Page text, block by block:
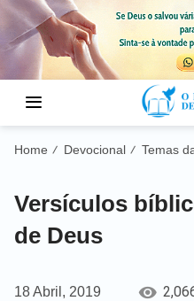
Home / Devocional / Temas
Versículos
de Deus
18 Abril, 2019